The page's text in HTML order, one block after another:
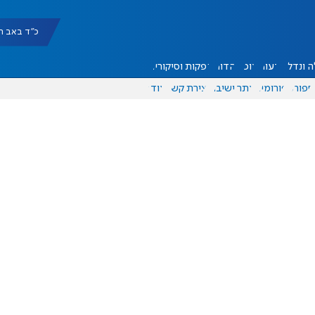
כ"ד באב תשפ"ו
ונדל"ן דעות אוכל יהדות הפקות וסיקורים
ספורט פורומים אתר ישיבה יצירת קשר עוד